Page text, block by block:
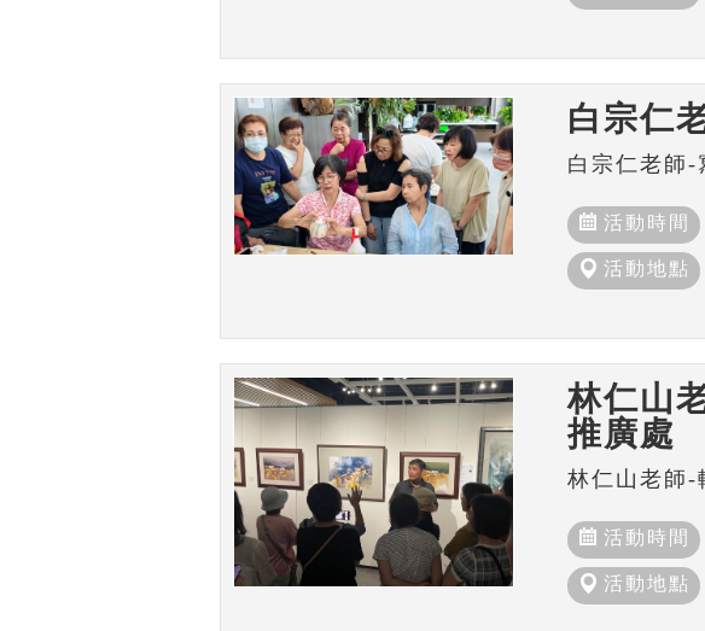
白宗仁
白宗仁老師-
活動時間
活動地點
林仁山
推廣處
林仁山老師-
活動時間
活動地點